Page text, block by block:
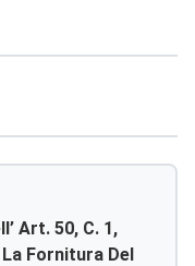
Art. 50, C. 1,
Fornitura Del